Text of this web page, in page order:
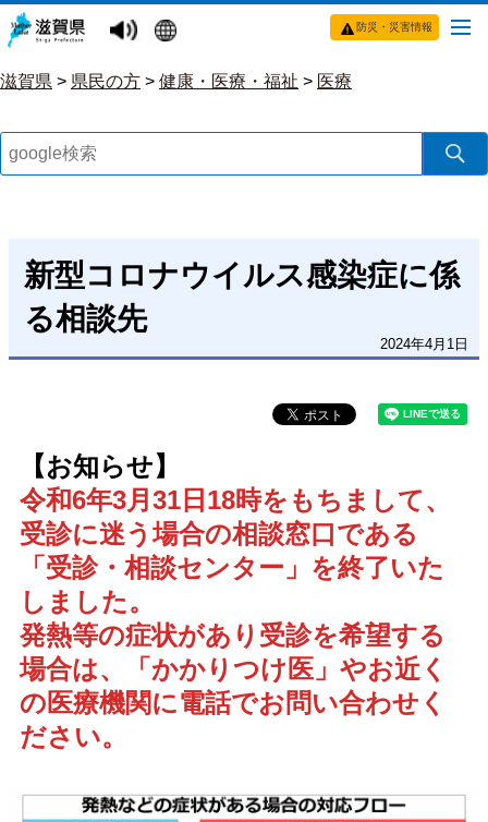
防災・災害情報
滋賀県 > 県民の方 > 健康・医療・福祉 > 医療
新型コロナウイルス感染症に係
る相談先
2024年4月1日
【お知らせ】
令和6年3月31日18時をもちまして、
受診に迷う場合の相談窓口である
「受診・相談センター」を終了いた
しました。
発熱等の症状があり受診を希望する
場合は、「かかりつけ医」やお近く
の医療機関に電話でお問い合わせく
ださい。